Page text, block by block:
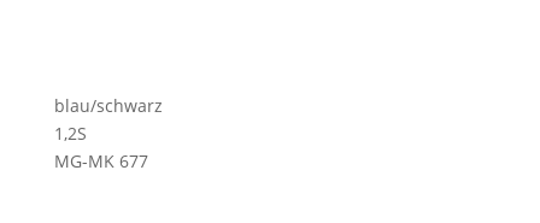
blau/schwarz
1,2S
MG-MK 677